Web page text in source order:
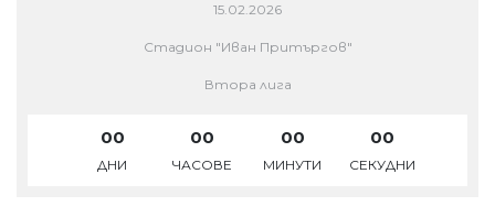
15.02.2026
Стадион "Иван Притъргов"
Втора лига
00
ДНИ
00
ЧАСОВЕ
00
МИНУТИ
00
СЕКУДНИ